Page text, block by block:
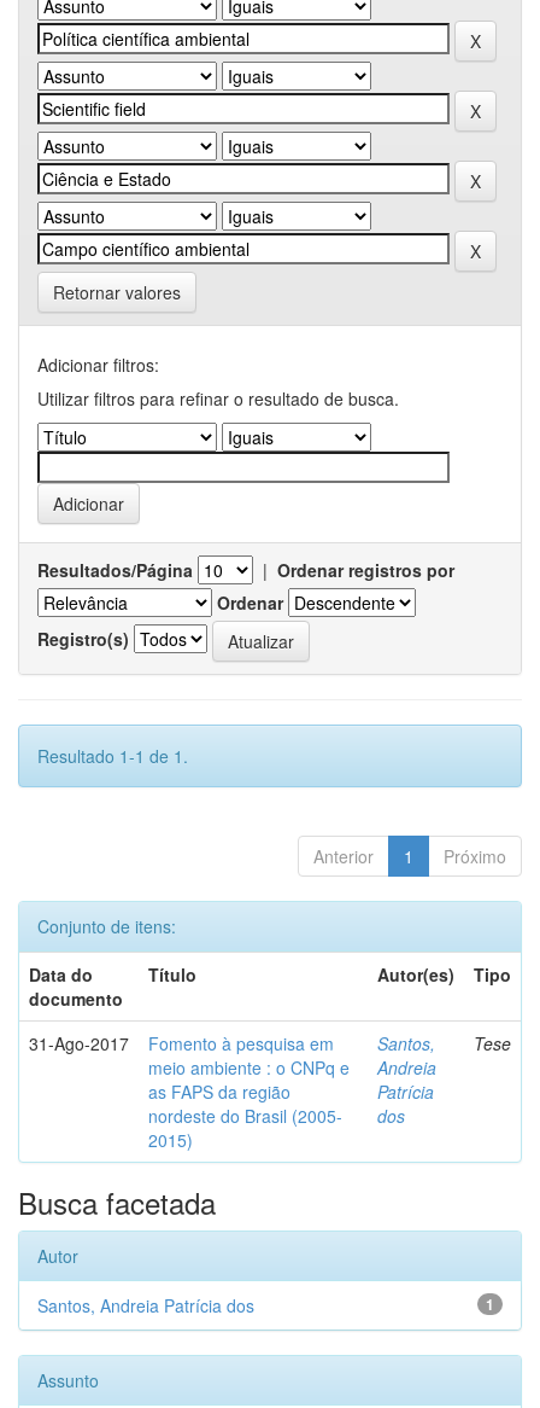
Retornar valores
Adicionar filtros:
Utilizar filtros para refinar o resultado de busca.
Resultados/Página | Ordenar registros por
Ordenar
Registro(s)
Resultado 1-1 de 1.
Anterior 1 Próximo
Conjunto de itens:
Data do
documento
Título Autor(es) Tipo
31-Ago-2017
Fomento à pesquisa em
meio ambiente : o CNPq e
as FAPS da região
nordeste do Brasil (2005-
2015)
Santos,
Andreia
Patrícia
dos
Tese
Busca facetada
Autor
1
Santos, Andreia Patrícia dos
Assunto